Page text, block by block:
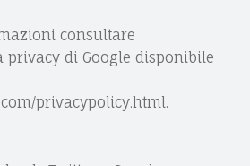
consultare
privacy di Google disponibile
privacypolicy.html.